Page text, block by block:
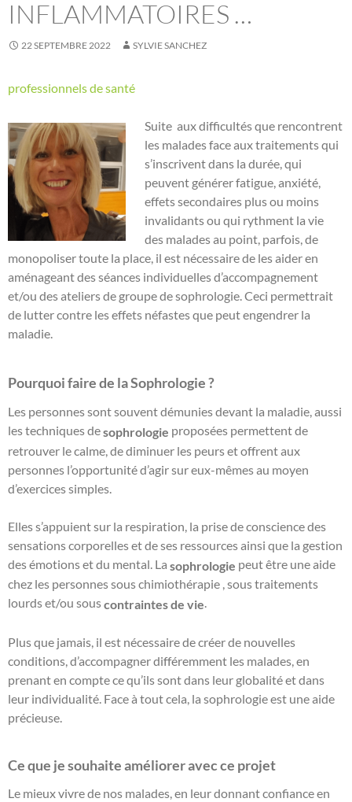
INFLAMMATOIRES …
22 SEPTEMBRE 2022 SYLVIE SANCHEZ
professionnels de santé
Suite aux difficultés que rencontrent
les malades face aux traitements qui
s’inscrivent dans la durée, qui
peuvent générer fatigue, anxiété,
effets secondaires plus ou moins
invalidants ou qui rythment la vie
des malades au point, parfois, de
monopoliser toute la place, il est nécessaire de les aider en
aménageant des séances individuelles d’accompagnement
et/ou des ateliers de groupe de sophrologie. Ceci permettrait
de lutter contre les effets néfastes que peut engendrer la
maladie.
Pourquoi faire de la Sophrologie ?
Les personnes sont souvent démunies devant la maladie, aussi
les techniques desophrologie proposées permettent de
retrouver le calme, de diminuer les peurs et offrent aux
personnes l’opportunité d’agir sur eux-mêmes au moyen
d’exercices simples.
Elles s’appuient sur la respiration, la prise de conscience des
sensations corporelles et de ses ressources ainsi que la gestion
des émotions et du mental. La sophrologie peut être une aide
chez les personnes sous chimiothérapie , sous traitements
lourds et/ou souscontraintes de vie.
Plus que jamais, il est nécessaire de créer de nouvelles
conditions, d’accompagner différemment les malades, en
prenant en compte ce qu’ils sont dans leur globalité et dans
leur individualité. Face à tout cela, la sophrologie est une aide
précieuse.
Ce que je souhaite améliorer avec ce projet
Le mieux vivre de nos malades, en leur donnant confiance en